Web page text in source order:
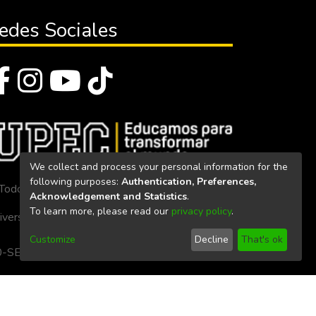
Sociales
los derechos reservados 2023
Politécnica Estatal del Carchi
SE-33-CACES-2020
We collect and process your personal information for the
following purposes: Authentication, Preferences,
Acknowledgement and Statistics.
To learn more, please read our privacy policy.
Customize Decline That's ok